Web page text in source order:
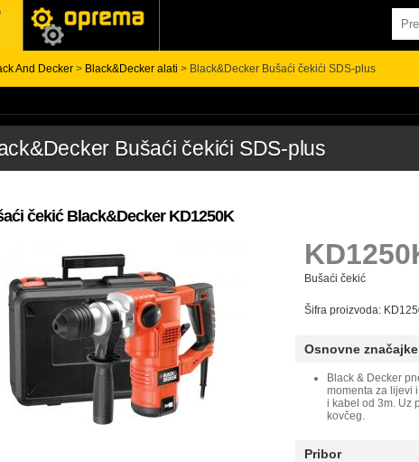
And Decker > Black&Decker alati > Black&Decker Bušaći čekići SDS-plus
Bušaći čekići SDS-plus
čekić Black&Decker KD1250K
Bušaći čekić
Šifra proizvoda:
Osnovne značajke
Black & Decker
momenta za lijevi
i kabel od 3m. Uz
kovčeg.
Pribor